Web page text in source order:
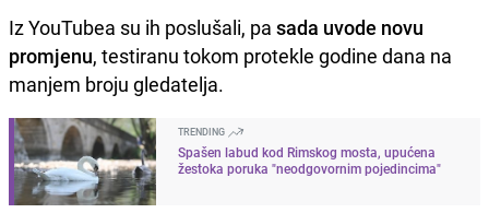
Iz YouTubea su ih poslušali, pa sada uvode novu
promjenu, testiranu tokom protekle godine dana na
manjem broju gledatelja.
TRENDING
Spašen labud kod Rimskog mosta, upućena
žestoka poruka "neodgovornim pojedincima"